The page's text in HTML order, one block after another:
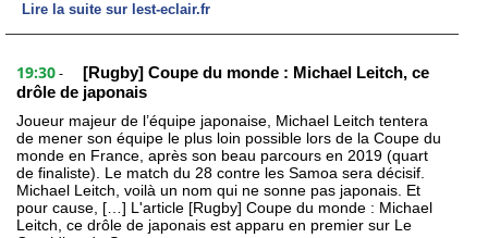
Lire la suite sur lest-eclair.fr
19:30 -
[Rugby] Coupe du monde : Michael Leitch, ce
drôle de japonais
Joueur majeur de l’équipe japonaise, Michael Leitch tentera
de mener son équipe le plus loin possible lors de la Coupe du
monde en France, après son beau parcours en 2019 (quart
de finaliste). Le match du 28 contre les Samoa sera décisif.
Michael Leitch, voilà un nom qui ne sonne pas japonais. Et
pour cause, […] L'article [Rugby] Coupe du monde : Michael
Leitch, ce drôle de japonais est apparu en premier sur Le